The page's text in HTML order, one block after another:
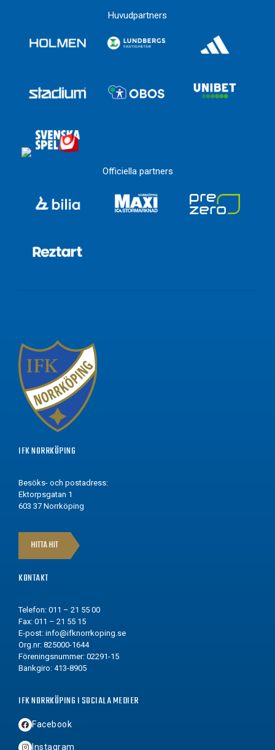
Huvudpartners
Officiella partners
IFK NORRKÖPING
Besöks- och postadress:
Ektorpsgatan 1
603 37 Norrköping
HITTA HIT
KONTAKT
Telefon: 011 – 21 55 00
Fax: 011 – 21 55 15
E-post: info@ifknorrkoping.se
Org.nr: 825000-1644
Föreningsnummer: 02291-15
Bankgiro: 413-8905
IFK NORRKÖPING I SOCIALA MEDIER
Facebook
Instagram